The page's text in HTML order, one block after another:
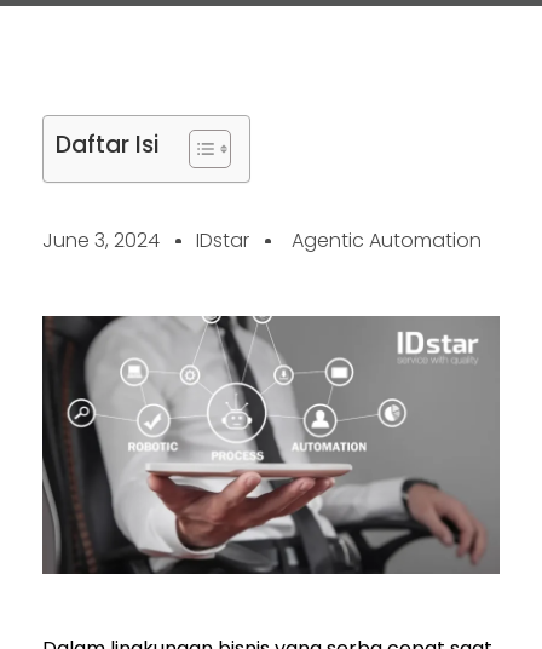
Daftar Isi
June 3, 2024 IDstar Agentic Automation